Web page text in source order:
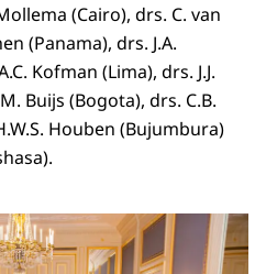
(Cairo), drs. C. van
(Panama), drs. J.A.
Kofman (Lima), drs. J.J.
Buijs (Bogota), drs. C.B.
Houben (Bujumbura)
ambassadeurs